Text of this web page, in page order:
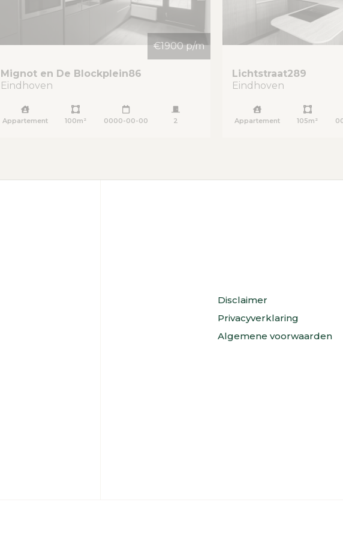
€1900 p/m
Mignot en De Blockplein86
Eindhoven
Appartement 100m² 0000-00-00 2
Lichtstraat289
Eindhoven
Appartement 105m²
Disclaimer
Privacyverklaring
Algemene voorwaarden